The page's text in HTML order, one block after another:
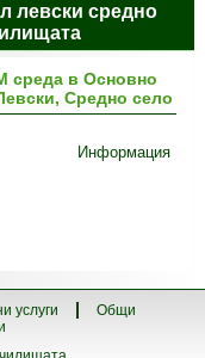
левски средно
среда в Основно
Средно село
Информация
услуги
Общи